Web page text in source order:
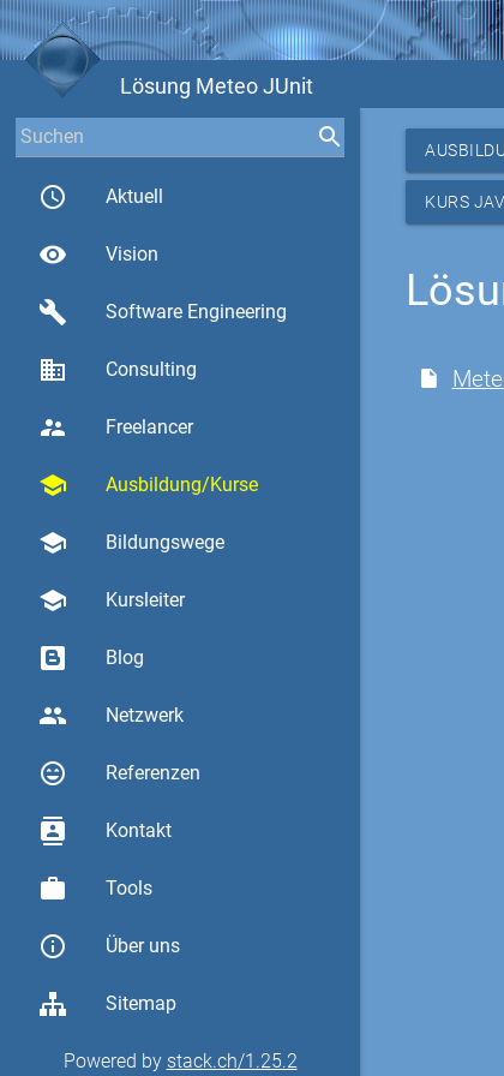
Lösung Meteo JUnit
access_time Aktuell
visibility Vision
build Software Engineering
business Consulting
supervisor_account Freelancer
school Ausbildung/Kurse
school Bildungswege
school Kursleiter
Blog
group Netzwerk
sentiment_very_satisfied Referenzen
contacts Kontakt
work Tools
info_outline Über uns
Sitemap
Powered by stack.ch/1.25.2
KURS